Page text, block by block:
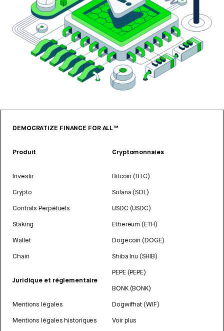
DEMOCRATIZE FINANCE FOR ALL™
Produit
Investir
Crypto
Contrats Perpétuels
Staking
Wallet
Chain
Juridique et réglementaire
Mentions légales
Mentions légales historiques
Cryptomonnaies
Bitcoin (BTC)
Solana (SOL)
USDC (USDC)
Ethereum (ETH)
Dogecoin (DOGE)
Shiba Inu (SHIB)
PEPE (PEPE)
BONK (BONK)
Dogwifhat (WIF)
Voir plus